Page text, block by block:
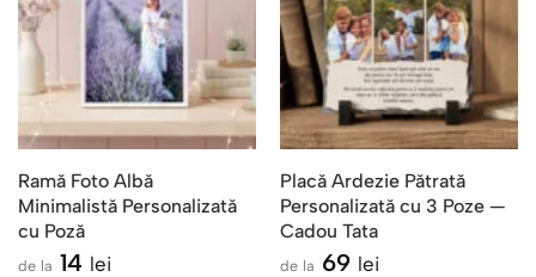
Ramă Foto Albă
Minimalistă Personalizată
cu Poză
de la 14 lei
Placă Ardezie Pătrată
Personalizată cu 3 Poze —
Cadou Tata
de la 69 lei